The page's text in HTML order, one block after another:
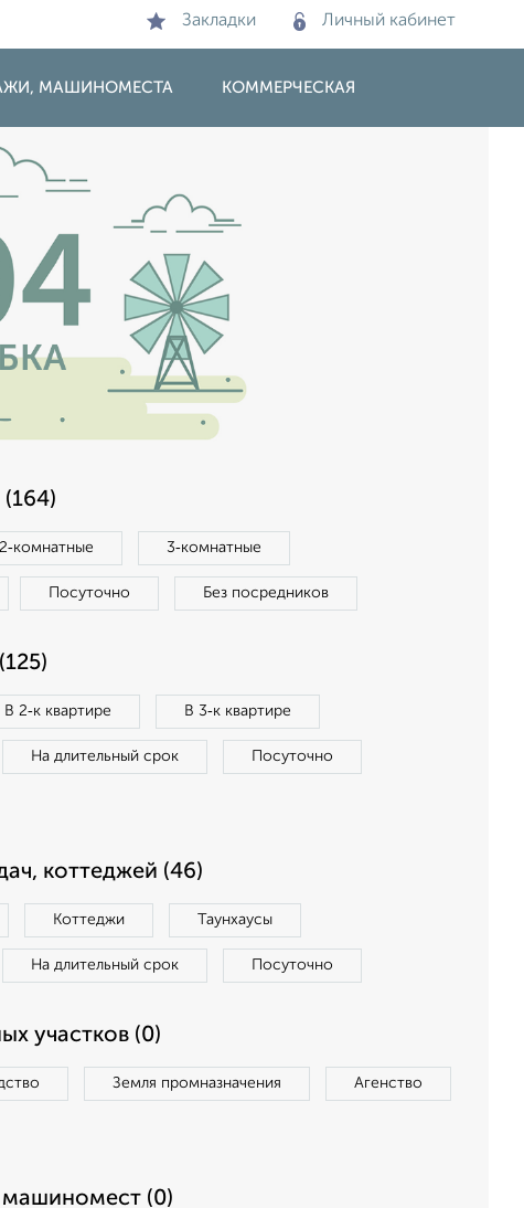
Закладки Личный кабинет
МАШИНОМЕСТА КОММЕРЧЕСКАЯ
2‑комнатные 3‑комнатные
Посуточно Без посредников
В 2‑к квартире В 3‑к квартире
На длительный срок Посуточно
коттеджей (46)
Коттеджи Таунхаусы
На длительный срок Посуточно
участков (0)
Земля промназначения Агенство
(0)